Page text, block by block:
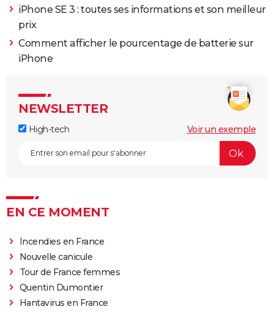
iPhone SE 3 : toutes ses informations et son meilleur
prix
Comment afficher le pourcentage de batterie sur
iPhone
NEWSLETTER
High-tech Voir un exemple
EN CE MOMENT
Incendies en France
Nouvelle canicule
Tour de France femmes
Quentin Dumontier
Hantavirus en France